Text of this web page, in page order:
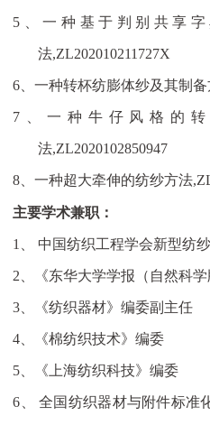
5、一种基于判别共享
法,ZL202010211727X
6、一种转杯纺膨体纱及其制
7、 一种牛仔风格的
法,ZL2020102850947
8、一种超大牵伸的纺纱方法
主要学术兼职：
1、 中国纺织工程学会新型纺
2、 《东华大学学报（自然科学
3、 《纺织器材》编委副主任
4、 《棉纺织技术》编委
5、 《上海纺织科技》编委
6、 全国纺织器材与附件标准